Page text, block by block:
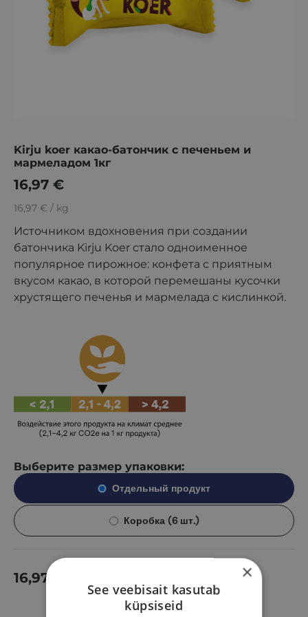
16,97 € / kg
Источником вдохновения при создании
батончика Kirju Koer стало одноименное
популярное пирожное: конфета с приятным
вкусом какао, в которой перемешаны кусочки
хрустящего печенья и мармелада с кислинкой.
Выберите размер упаковки:
Отдельный продукт
Коробка (6 шт.)
Kirju koer какао-батончик с печеньем и
мармеладом 1кг
16,97 €
16,97 ×
See veebisait kasutab
küpsiseid